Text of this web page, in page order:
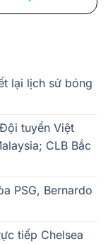
lại lịch sử bóng
tuyển Việt
CLB Bắc
PSG, Bernardo
tiếp Chelsea